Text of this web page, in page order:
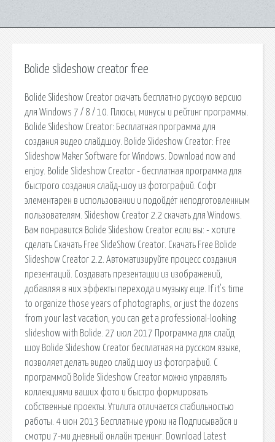
Bolide slideshow creator free
Bolide Slideshow Creator скачать бесплатно русскую версию
для Windows 7 / 8 / 10. Плюсы, минусы и рейтинг программы.
Bolide Slideshow Creator: Бесплатная программа для
создания видео слайдшоу. Bolide Slideshow Creator: Free
Slideshow Maker Software for Windows. Download now and
enjoy. Bolide Slideshow Creator - бесплатная программа для
быстрого создания слайд-шоу из фотографий. Софт
элементарен в использовании и подойдёт неподготовленным
пользователям. Slideshow Creator 2.2 скачать для Windows.
Вам понравится Bolide Slideshow Creator если вы: - хотите
сделать Скачать Free SlideShow Creator. Скачать Free Bolide
Slideshow Creator 2.2. Автоматизируйте процесс создания
презентаций. Создавать презентации из изображений,
добавляя в них эффекты перехода и музыку еще. If it's time
to organize those years of photographs, or just the dozens
from your last vacation, you can get a professional-looking
slideshow with Bolide. 27 июл 2017 Программа для слайд
шоу Bolide Slideshow Creator бесплатная на русском языке,
позволяет делать видео слайд шоу из фотографий. С
программой Bolide Slideshow Creator можно управлять
коллекциями ваших фото и быстро формировать
собственные проекты. Утилита отличается стабильностью
работы. 4 июн 2013 Бесплатные уроки на Подписывайся и
смотри 7-ми дневный онлайн тренинг. Download Latest